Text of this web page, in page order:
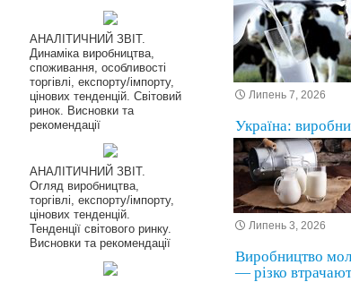
Липень 7, 2026
Україна:
Липень 3, 2026
Виробництво
— різко
АНАЛІТИЧНИЙ ЗВІТ.
Динаміка виробництва,
споживання, особливості
торгівлі, експорту/імпорту,
цінових тенденцій. Світовий
ринок. Висновки та
рекомендації
АНАЛІТИЧНИЙ ЗВІТ.
Огляд виробництва,
торгівлі, експорту/імпорту,
цінових тенденцій.
Тенденції світового ринку.
Висновки та рекомендації